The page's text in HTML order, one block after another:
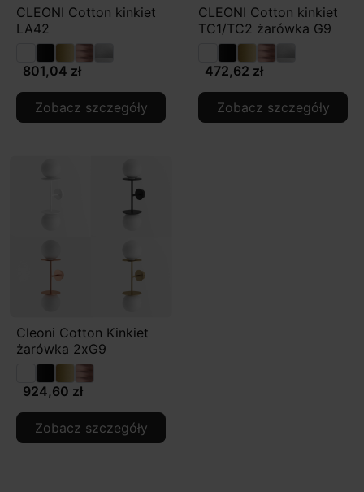
CLEONI Cotton kinkiet
LA42
801,04 zł
Zobacz szczegóły
CLEONI Cotton kinkiet
TC1/TC2 żarówka G9
472,62 zł
Zobacz szczegóły
Cleoni Cotton Kinkiet
żarówka 2xG9
924,60 zł
Zobacz szczegóły